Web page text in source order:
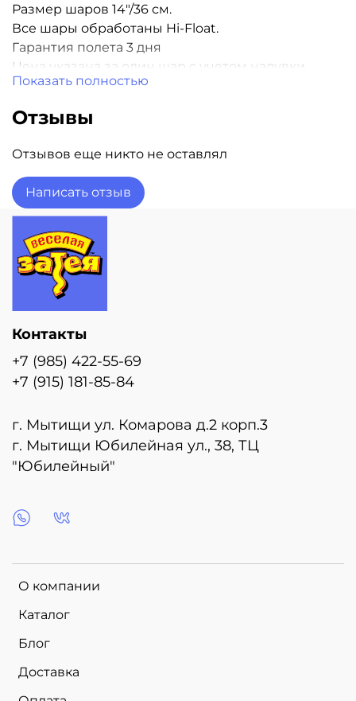
Размер шаров 14"/36 см.
Все шары обработаны Hi-Float.
Гарантия полета 3 дня
Цена указана за один шар с учетом надувки
гелием
Показать полностью
Отзывы
Отзывов еще никто не оставлял
Написать отзыв
О компании
Каталог
Блог
Доставка
Контакты
+7 (985) 422-55-69
+7 (915) 181-85-84
г. Мытищи ул. Комарова д.2 корп.3
г. Мытищи Юбилейная ул., 38, ТЦ
"Юбилейный"